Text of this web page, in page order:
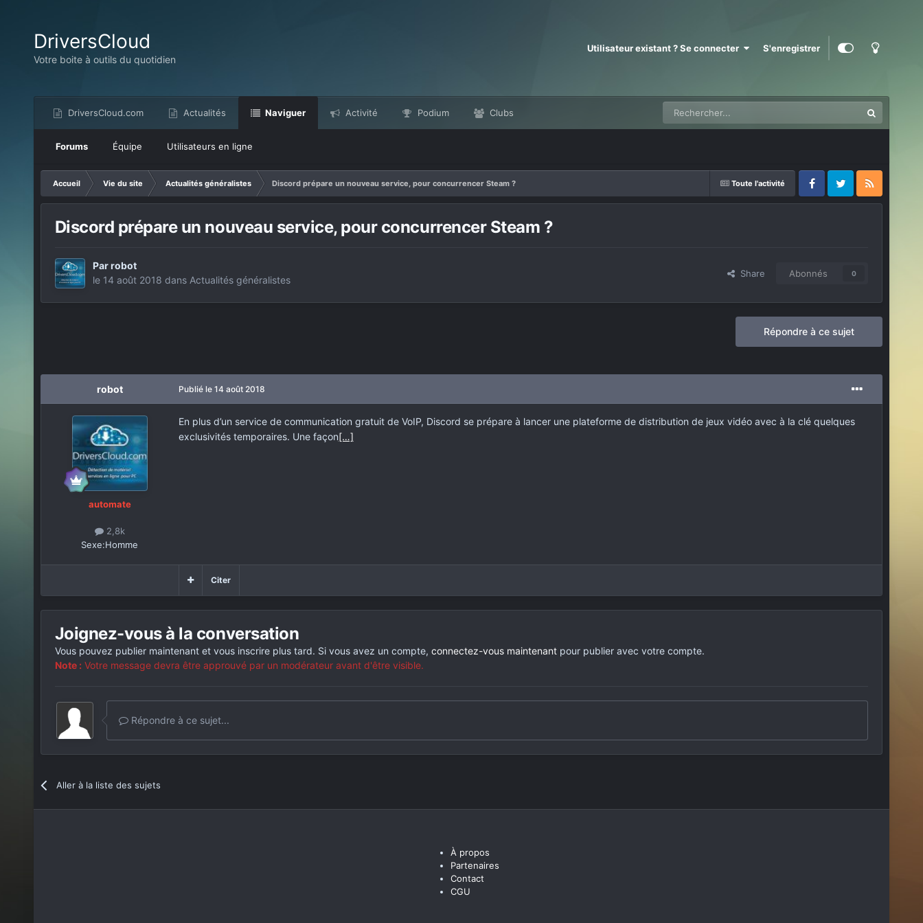
DriversCloud
Votre boite à outils du quotidien
Utilisateur existant ? Se connecter S'enregistrer
DriversCloud.com Actualités Naviguer
Forums Équipe Utilisateurs en ligne
Activité Podium Clubs
Toute l'activité
Accueil Vie du site Actualités généralistes
Discord prépare un nouveau service, pour concurrencer Steam ?
FacebookTwitter RSS
Discord prépare un nouveau service, pour concurrencer Steam ?
Parrobot
le 14 août 2018 dans Actualités généralistes
Share Abonnés 0
Répondre à ce sujet
robot
automate
2,8k
Sexe:Homme
Publié le 14 août 2018
En plus d’un service de communication gratuit de VoIP, Discord se prépare à lancer une plateforme de distribution de jeux vidéo avec à la clé quelques
exclusivités temporaires. Une façon[…]
Citer
Joignez-vous à la conversation
Vous pouvez publier maintenant et vous inscrire plus tard. Si vous avez un compte, connectez-vous maintenantpour publier avec votre compte.
Note : Votre message devra être approuvé par un modérateur avant d'être visible.
Répondre à ce sujet...
Aller à la liste des sujets
À propos
Partenaires
Contact
CGU